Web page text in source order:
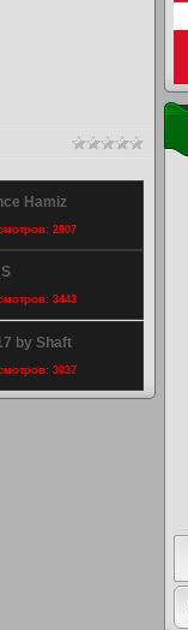
Hamiz
2807
3443
by Shaft
3037